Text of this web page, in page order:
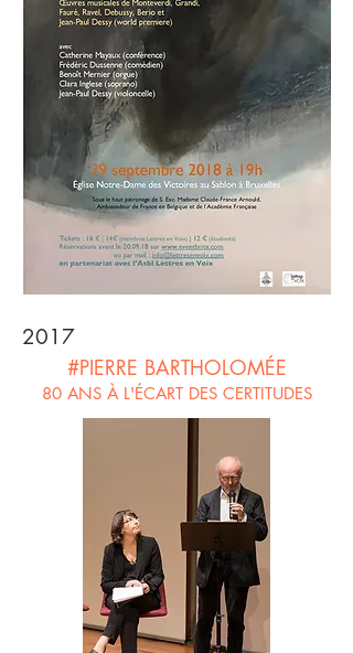
2017
#PIERRE BARTHOLOMÉE
80 ANS À L'ÉCART DES CERTITUDES